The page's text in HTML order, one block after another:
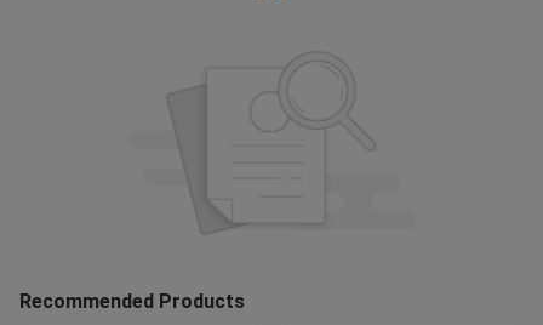
Recommended Products